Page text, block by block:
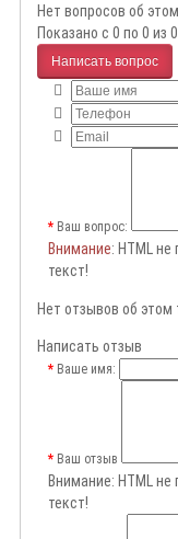
Нет вопросов об
Показано с 0 по 0 из
Написать вопрос
Ваш вопрос:
Внимание: HTML
текст!
Нет отзывов об этом
Написать отзыв
Ваше имя:
Ваш отзыв
Внимание: HTML
текст!